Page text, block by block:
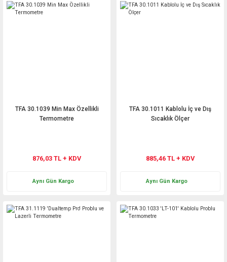
TFA 30.1039 Min Max Özellikli
Termometre
876,03 TL + KDV
Aynı Gün Kargo
TFA 30.1011 Kablolu İç ve Dış
Sıcaklık Ölçer
885,46 TL + KDV
Aynı Gün Kargo